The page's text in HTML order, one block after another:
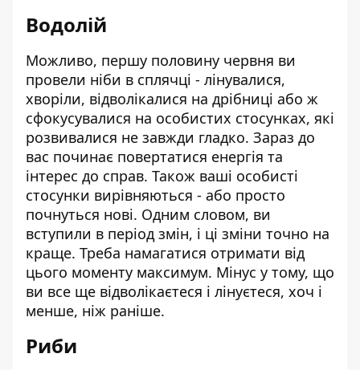
Водолій
Можливо, першу половину червня ви
провели ніби в сплячці - лінувалися,
хворіли, відволікалися на дрібниці або ж
сфокусувалися на особистих стосунках, які
розвивалися не завжди гладко. Зараз до
вас починає повертатися енергія та
інтерес до справ. Також ваші особисті
стосунки вирівняються - або просто
почнуться нові. Одним словом, ви
вступили в період змін, і ці зміни точно на
краще. Треба намагатися отримати від
цього моменту максимум. Мінус у тому, що
ви все ще відволікаєтеся і лінуєтеся, хоч і
менше, ніж раніше.
Риби